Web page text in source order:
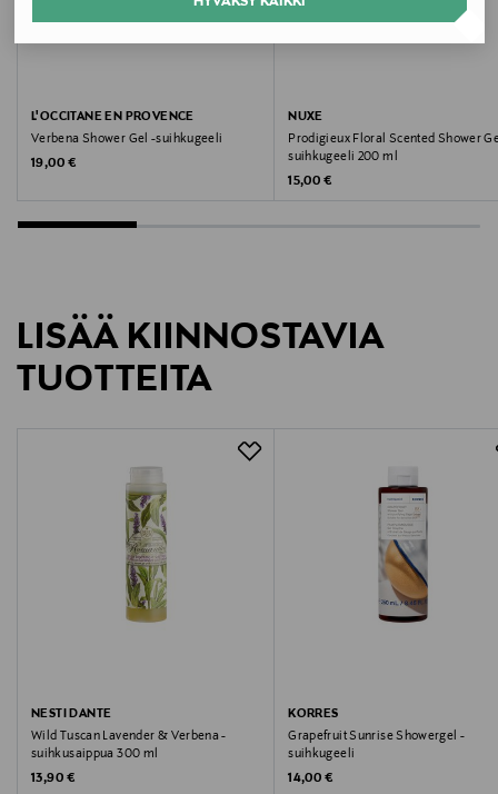
Valmistaja
Valmistajan osoite
Amerintie 1, 04320, Tuusula, Finland
Nesti Dante, suihkugeeli, suihkusaippua, ihonhoito,
L'OCCITANE EN PROVENCE
Verbena Shower Gel -suihkugeeli
Original Price
19,00 €
NUXE
Prodigieux Floral Scented Shower
suihkugeeli 200 ml
Original Price
15,00 €
LISÄÄ KIINNOSTAVIA
TUOTTEITA
NESTI DANTE
Wild Tuscan Lavender & Verbena -
suihkusaippua 300 ml
Original Price
13,90 €
KORRES
Grapefruit Sunrise Showergel -
suihkugeeli
Original Price
14,00 €